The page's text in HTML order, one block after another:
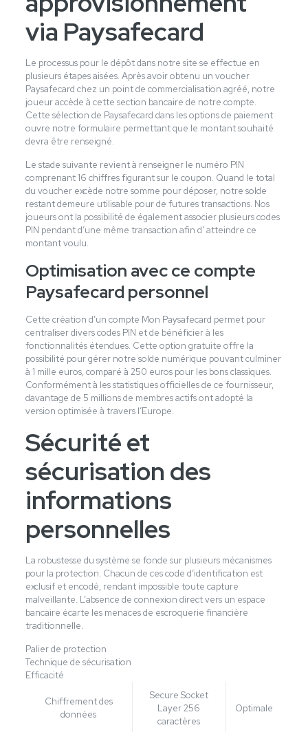
via Paysafecard
Le processus pour le dépôt dans notre site se effectue en
plusieurs étapes aisées. Après avoir obtenu un voucher
Paysafecard chez un point de commercialisation agréé, notre
joueur accède à cette section bancaire de notre compte.
Cette sélection de Paysafecard dans les options de paiement
ouvre notre formulaire permettant que le montant souhaité
devra être renseigné.
Le stade suivante revient à renseigner le numéro PIN
comprenant 16 chiffres figurant sur le coupon. Quand le total
du voucher excède notre somme pour déposer, notre solde
restant demeure utilisable pour de futures transactions. Nos
joueurs ont la possibilité de également associer plusieurs codes
PIN pendant d’une même transaction afin d’ atteindre ce
montant voulu.
Optimisation avec ce compte
Paysafecard personnel
Cette création d’un compte Mon Paysafecard permet pour
centraliser divers codes PIN et de bénéficier à les
fonctionnalités étendues. Cette option gratuite offre la
possibilité pour gérer notre solde numérique pouvant culminer
à 1 mille euros, comparé à 250 euros pour les bons classiques.
Conformément à les statistiques officielles de ce fournisseur,
davantage de 5 millions de membres actifs ont adopté la
version optimisée à travers l’Europe.
Sécurité et
sécurisation des
informations
personnelles
La robustesse du système se fonde sur plusieurs mécanismes
pour la protection. Chacun de ces code d’identification est
exclusif et encodé, rendant impossible toute capture
malveillante. L’absence de connexion direct vers un espace
bancaire écarte les menaces de escroquerie financière
traditionnelle.
Palier de protection
Technique de sécurisation
Efficacité
Chiffrement des
données
Secure Socket
Layer 256
caractères
Optimale